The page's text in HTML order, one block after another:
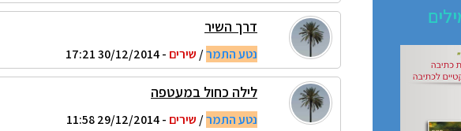
דרך השיר
נטע התמר/שירים - 30/12/2014 17:21
לילה כחול במעטפה
נטע התמר/שירים - 29/12/2014 11:58